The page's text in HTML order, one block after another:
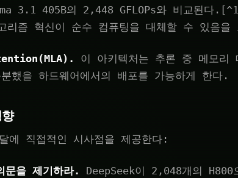
3.1 405B의 2,448 GFLOPs와 비교된다
리즘 혁신이 순수 컴퓨팅을 대체할 수 있음을
이 아키텍처는 추론 중 메모리
했을 하드웨어에서의 배포를 가능하게 한다.
에 직접적인 시사점을 제공한다:
문을 제기하라.
DeepSeek이 2,048개의 H800